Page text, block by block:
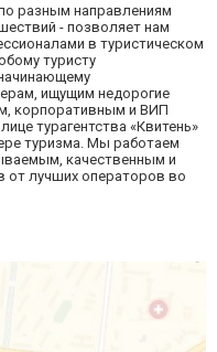
разным направлениям
- позволяет нам
в туристическом
туристу
ищущим недорогие
корпоративным и ВИП
турагентства «Квитень»
туризма. Мы работаем
качественным и
лучших операторов во